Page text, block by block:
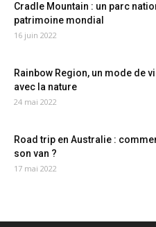
Cradle Mountain : un parc
patrimoine mondial
16 juin 2022
Rainbow Region, un mode de
avec la nature
24 mai 2022
Road trip en Australie :
son van ?
17 mai 2022